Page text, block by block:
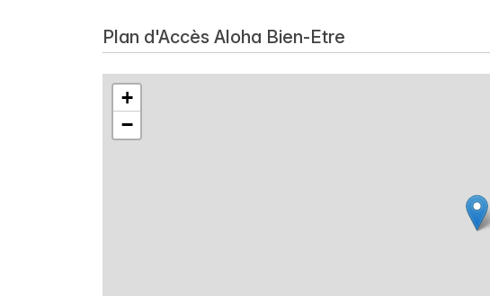
Plan d'Accès Aloha Bien-Etre
+
−